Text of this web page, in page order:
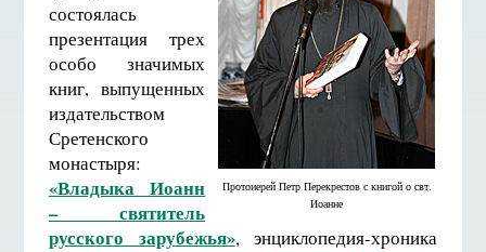
Протоиерей Петр Перекрестов с книгой о свт.
Иоанне
состоялась
презентация трех
особо значимых
книг, выпущенных
издательством
Сретенского
монастыря:
«Владыка Иоанн
– святитель
русского зарубежья», энциклопедия-хроника